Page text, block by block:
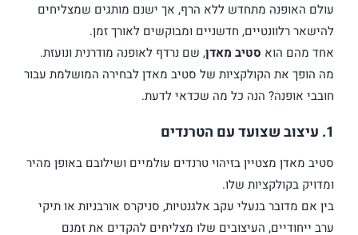
עולם האופנה מתחדש ללא הרף, אך ישנם מותגים שמצליחים
להישאר רלוונטיים, חדשניים ומבוקשים לאורך זמן.
אחד מהם הוא סטיב מאדן, שם נרדף לאופנה מודרנית ונועזת.
מה הופך את הקולקציות של סטיב מאדן לבחירה המושלמת עבור
חובבי אופנה? הנה כל מה שכדאי לדעת.
1. עיצוב שצועד עם הטרנדים
סטיב מאדן מצטיין בזיהוי טרנדים עולמיים ושילובם באופן מהיר
ומדויק בקולקציות שלו.
בין אם מדובר בנעלי עקב אלגנטיות, סניקרס אורבניות או תיקי
ערב ייחודיים, העיצובים שלו מצליחים להקדים את זמנם